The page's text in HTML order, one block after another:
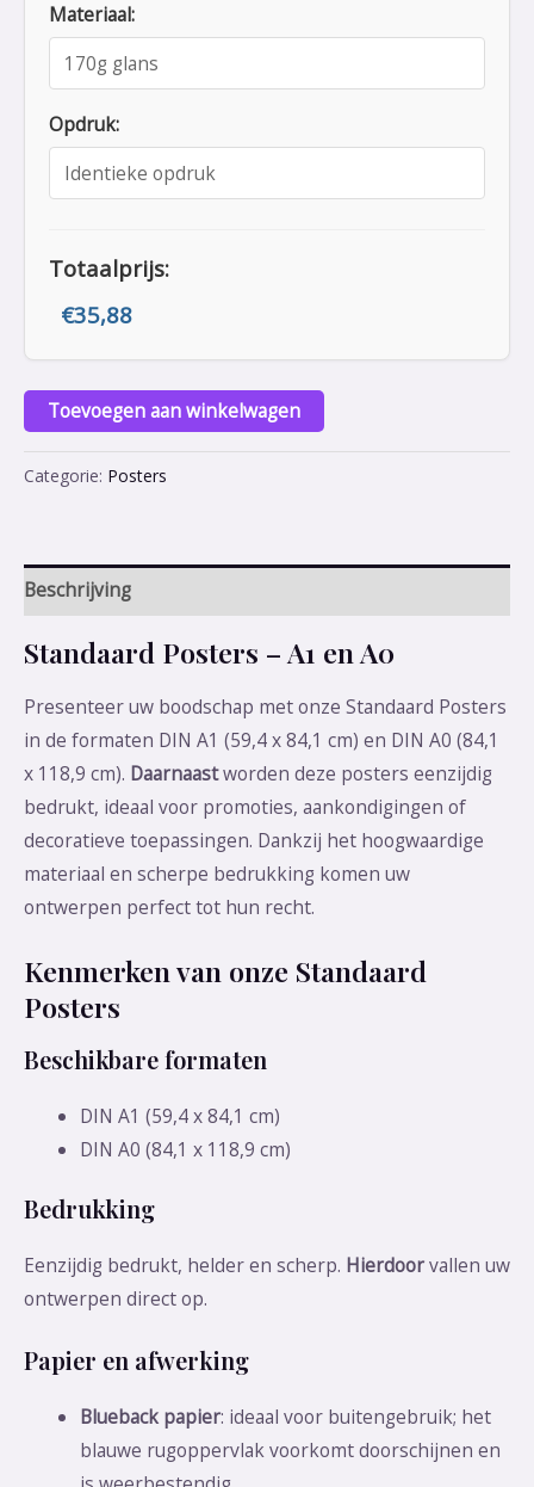
Materiaal:
Opdruk:
Totaalprijs:
€35,88
Toevoegen aan winkelwagen
Categorie: Posters
Beschrijving
Standaard Posters – A1 en A0
Presenteer uw boodschap met onze Standaard Posters
in de formaten DIN A1 (59,4 x 84,1 cm) en DIN A0 (84,1
x 118,9 cm). Daarnaastworden deze posters eenzijdig
bedrukt, ideaal voor promoties, aankondigingen of
decoratieve toepassingen. Dankzij het hoogwaardige
materiaal en scherpe bedrukking komen uw
ontwerpen perfect tot hun recht.
Kenmerken van onze Standaard
Posters
Beschikbare formaten
DIN A1 (59,4 x 84,1 cm)
DIN A0 (84,1 x 118,9 cm)
Bedrukking
Eenzijdig bedrukt, helder en scherp. Hierdoorvallen uw
ontwerpen direct op.
Papier en afwerking
Blueback papier: ideaal voor buitengebruik; het
blauwe rugoppervlak voorkomt doorschijnen en